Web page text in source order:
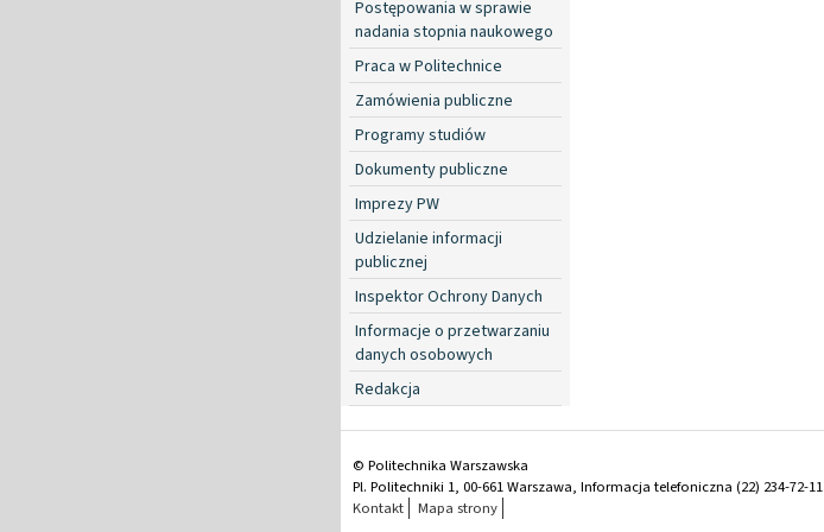
Postępowania w sprawie
nadania stopnia naukowego
Praca w Politechnice
Zamówienia publiczne
Programy studiów
Dokumenty publiczne
Imprezy PW
Udzielanie informacji
publicznej
Inspektor Ochrony Danych
Informacje o przetwarzaniu
danych osobowych
Redakcja
© Politechnika Warszawska
Pl. Politechniki 1, 00-661 Warszawa, Informacja telefoniczna (22) 234-72-11
Kontakt
Mapa strony